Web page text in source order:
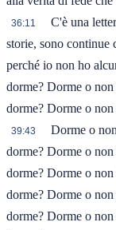
36:11
C'è una
storie, sono continue
perché io non ho
dorme? Dorme o
dorme? Dorme o
39:43
Dorme o
dorme? Dorme o
dorme? Dorme o
dorme? Dorme o
dorme? Dorme o